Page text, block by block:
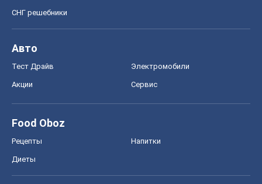
СНГ решебники
Авто
Тест Драйв Электромобили
Акции Сервис
Food Oboz
Рецепты Напитки
Диеты